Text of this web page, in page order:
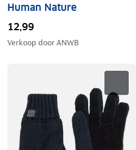
Human Nature
12,99
Verkoop doorANWB